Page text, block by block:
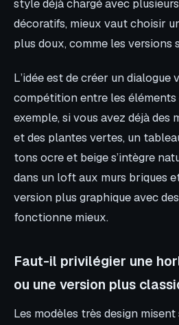
style déjà chargé avec
décoratifs, mieux vaut choisir
plus doux, comme les versions
L’idée est de créer un dialogue
compétition entre les éléments
exemple, si vous avez déjà des
et des plantes vertes, un
tons ocre et beige s’intègre
dans un loft aux murs briques
version plus graphique avec
fonctionne mieux.
Faut-il privilégier une
ou une version plus
Les modèles très design